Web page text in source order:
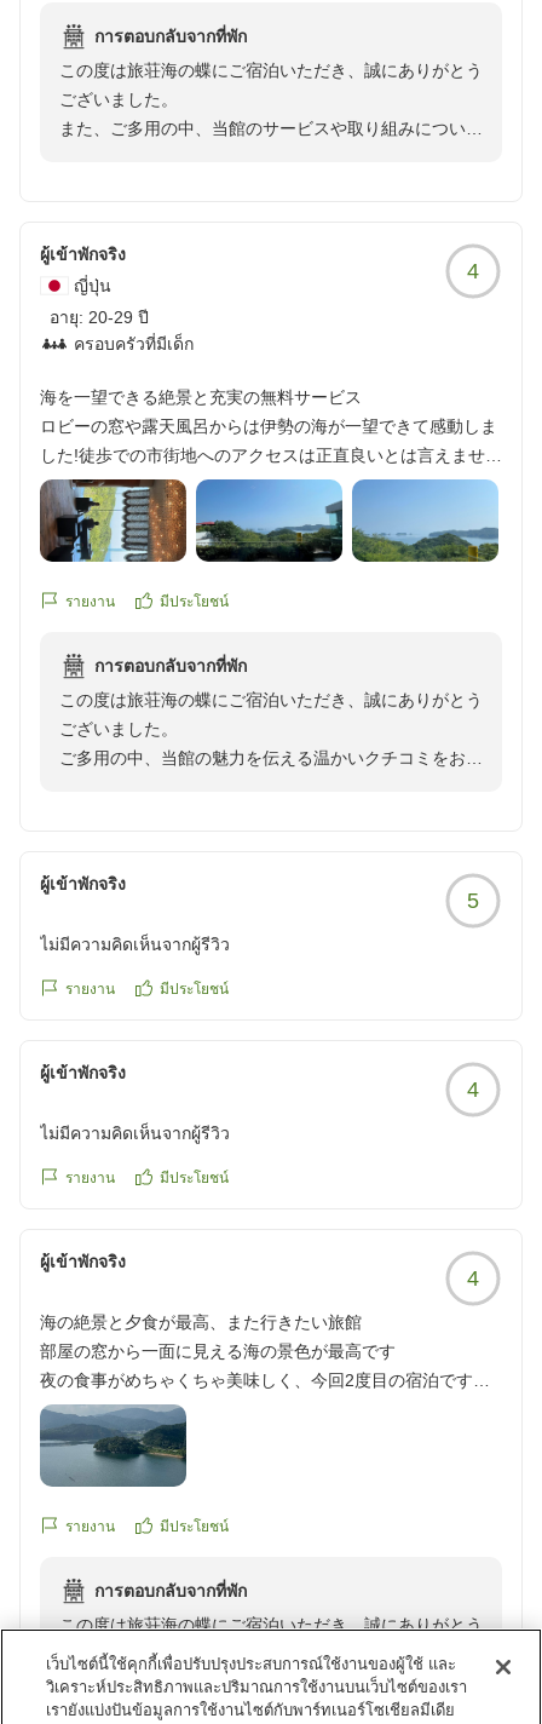
ただ、当初泊まる予定だった日、近鉄電車の運休(土砂崩れ)
により伊勢へ向かう事ができず、当日キャンセルとなってし
まったのですが、電話連絡した際に「自然災害なので」と、
快くキャンセル無料で対応をして下さいました。
クチコミの詳細はこちらから
https://review.travel.rakuten.co.jp/hotel/voice/40332?
reviewId=33123478191556
きまして、貴重なご意見・ご感想を頂戴し誠にありがと
うございます。いただいたご意見を受け止め、より価格
以上の価値や感動をお届けできるよう、全体の品質向上
に努めてまいります。
し上げております。
していましたが、加熱の面で少し不安の残るメニューとなっ
ており、食べられない品が2つほどあったので、同じような
方はしっかり火を通したメニューに全て変更してもらえるよ
うに事前に確認とお願いをした方がよいかもしれません。)
また伊勢に伺う際は宿泊したいと思います。
他の画像やクチコミの詳細はこちらから
https://review.travel.rakuten.co.jp/hotel/voice/40332?
reviewId=33123478188215
การตอบกลับจากที่พัก
この度は旅荘海の蝶にご宿泊いただき、誠にありがとう
ございました。
また、ご多用の中、当館のサービスや取り組みについて
景色やお料理につきまして「最高」とのお言葉をいただ
き、伊勢海老・鮑・松阪牛を盛り込んだお食事にご感激
いただけたとのこと、厨房スタッフをはじめ一同大変励
みになっております。
ていたにもかかわらず、不安なお気持ちにさせてしまい
ましたこと、またお召し上がりいただけないお品があっ
たことにつきまして、誠に申し訳ございませんでした。
そのような中、また宿泊したい、というありがたいお言
葉を頂戴し、身の引き締まる思いでございます。次回お
越しいただいた際には、より一層ご安心してお食事とお
滞在を満喫していただけるよう、万全の態勢でお迎えい
ご無理なさらずお身体を大切になさってくださいませ。
元気なお子様のご誕生を心よりお祈り申し上げますとと
もに、またお会いできます日をスタッフ一同楽しみにお
待ち申し上げております。
ผู้เข้าพักจริง
ญี่ปุ่น
อายุ: 20-29 ปี
ครอบครัวที่มีเด็ก
4
海を一望できる絶景と充実の無料サービス
ロビーの窓や露天風呂からは伊勢の海が一望できて感動しま
した!徒歩での市街地へのアクセスは正直良いとは言えません
が、風呂上がりには朝はところてん、夜はセルフで伊勢うど
んのサービスがあり、空腹になることなく楽しめました!
クチコミの詳細はこちらから
reviewId=33123478179230
รายงาน มีประโยชน์
การตอบกลับจากที่พัก
この度は旅荘海の蝶にご宿泊いただき、誠にありがとう
ございました。
ご多用の中、当館の魅力を伝える温かいクチコミをお寄
を頂戴し、大変光栄に存じます。
時間とともに表情を変える海の景色は、当館が誇る魅力
の一つでございますので、心ゆくまでご堪能いただけて
何よりでございます。
たようで、大変嬉しく拝読いたしました。
季節によって変わる海の景色と心温まるおもてなしをご
用意し、またのお越しをスタッフ一同心よりお待ち申し
上げております。
ผู้เข้าพักจริง
5
ไม่มีความคิดเห็นจากผู้รีวิว
รายงาน มีประโยชน์
ผู้เข้าพักจริง
4
ไม่มีความคิดเห็นจากผู้รีวิว
รายงาน มีประโยชน์
ผู้เข้าพักจริง
4
海の絶景と夕食が最高、また行きたい旅館
部屋の窓から一面に見える海の景色が最高です
夜の食事がめちゃくちゃ美味しく、今回2度目の宿泊ですが
夜の食事の良さが決めてになりました
ただ、朝食が夜の食事と比較すると残念な内容だと思いま
他の画像やクチコミの詳細はこちらから
reviewId=33123478140835
รายงาน มีประโยชน์
การตอบกลับจากที่พัก
この度は旅荘海の蝶にご宿泊いただき、誠にありがとう
ございました。
また、ご多用の中、貴重なクチコミをお寄せいただきま
したこと、心より御礼申し上げます。
เว็บไซต์นี้ใช้คุกกี้เพื่อปรับปรุงประสบการณ์ใช้งานของผู้ใช้ และ
วิเคราะห์ประสิทธิภาพและปริมาณการใช้งานบนเว็บไซต์ของเรา
เรายังแบ่งปันข้อมูลการใช้งานไซต์กับพาร์ทเนอร์โซเชียลมีเดีย